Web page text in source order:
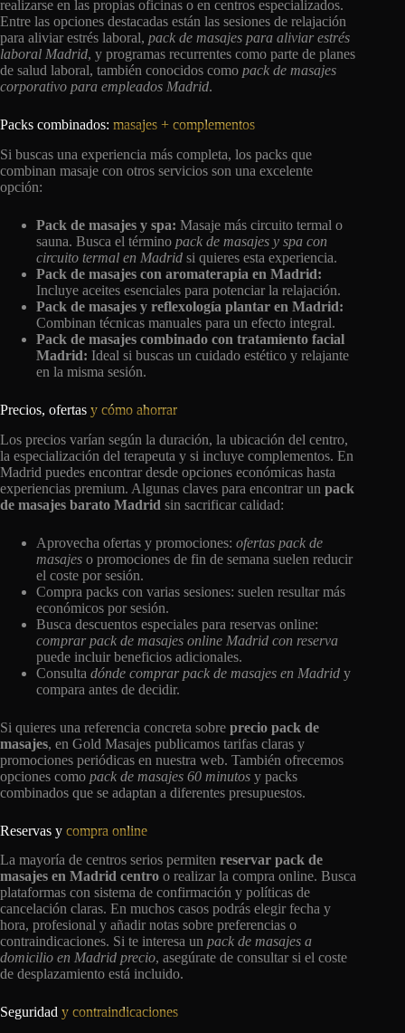
realizarse en las propias oficinas o en centros especializados.
Entre las opciones destacadas están las sesiones de relajación
para aliviar estrés laboral, pack de masajes para aliviar estrés
laboral Madrid, y programas recurrentes como parte de planes
de salud laboral, también conocidos como pack de masajes
corporativo para empleados Madrid.
Packs combinados: masajes + complementos
Si buscas una experiencia más completa, los packs que
combinan masaje con otros servicios son una excelente
opción:
Pack de masajes y spa: Masaje más circuito termal o
sauna. Busca el término pack de masajes y spa con
circuito termal en Madrid si quieres esta experiencia.
Pack de masajes con aromaterapia en Madrid:
Incluye aceites esenciales para potenciar la relajación.
Pack de masajes y reflexología plantar en Madrid:
Combinan técnicas manuales para un efecto integral.
Pack de masajes combinado con tratamiento facial
Madrid: Ideal si buscas un cuidado estético y relajante
en la misma sesión.
Precios, ofertas y cómo ahorrar
Los precios varían según la duración, la ubicación del centro,
la especialización del terapeuta y si incluye complementos. En
Madrid puedes encontrar desde opciones económicas hasta
experiencias premium. Algunas claves para encontrar un pack
de masajes barato Madrid sin sacrificar calidad:
Aprovecha ofertas y promociones: ofertas pack de
masajes o promociones de fin de semana suelen reducir
el coste por sesión.
Compra packs con varias sesiones: suelen resultar más
económicos por sesión.
Busca descuentos especiales para reservas online:
comprar pack de masajes online Madrid con reserva
puede incluir beneficios adicionales.
Consulta dónde comprar pack de masajes en Madrid y
compara antes de decidir.
Si quieres una referencia concreta sobre precio pack de
masajes, en Gold Masajes publicamos tarifas claras y
promociones periódicas en nuestra web. También ofrecemos
opciones como pack de masajes 60 minutos y packs
combinados que se adaptan a diferentes presupuestos.
Reservas y compra online
La mayoría de centros serios permiten reservar pack de
masajes en Madrid centro o realizar la compra online. Busca
plataformas con sistema de confirmación y políticas de
cancelación claras. En muchos casos podrás elegir fecha y
hora, profesional y añadir notas sobre preferencias o
contraindicaciones. Si te interesa un pack de masajes a
domicilio en Madrid precio, asegúrate de consultar si el coste
de desplazamiento está incluido.
Seguridad y contraindicaciones